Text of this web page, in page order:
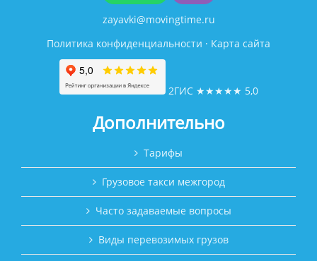
zayavki@movingtime.ru
Политика конфиденциальности · Карта сайта
2ГИС ★★★★★ 5,0
Дополнительно
Тарифы
Грузовое такси межгород
Часто задаваемые вопросы
Виды перевозимых грузов